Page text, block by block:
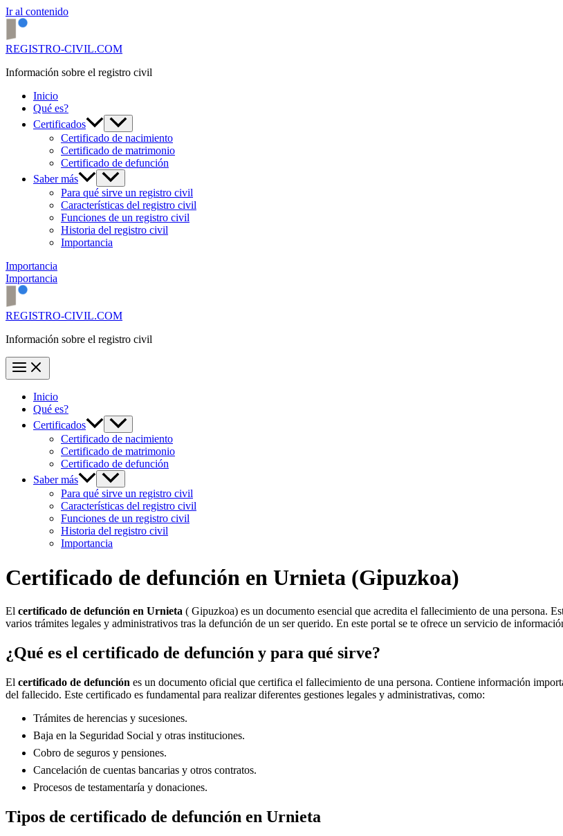
Ir al contenido
REGISTRO-CIVIL.COM
Información sobre el registro civil
Inicio
Qué es?
Certificados
Certificado de nacimiento
Certificado de matrimonio
Certificado de defunción
Saber más
Para qué sirve un registro civil
Características del registro civil
Funciones de un registro civil
Historia del registro civil
Importancia
Importancia
Importancia
REGISTRO-CIVIL.COM
Información sobre el registro civil
Inicio
Qué es?
Certificados
Certificado de nacimiento
Certificado de matrimonio
Certificado de defunción
Saber más
Para qué sirve un registro civil
Características del registro civil
Funciones de un registro civil
Historia del registro civil
Importancia
Certificado de defunción en Urnieta (Gipuzkoa)
El certificado de defunción en Urnieta ( Gipuzkoa) es un documento esencial que acredita el fallecimiento de una persona.
varios trámites legales y administrativos tras la defunción de un ser querido. En este portal se te ofrece un servicio de
¿Qué es el certificado de defunción y para qué sirve?
El certificado de defunción es un documento oficial que certifica el fallecimiento de una persona. Contiene información
del fallecido. Este certificado es fundamental para realizar diferentes gestiones legales y administrativas, como:
Trámites de herencias y sucesiones.
Baja en la Seguridad Social y otras instituciones.
Cobro de seguros y pensiones.
Cancelación de cuentas bancarias y otros contratos.
Procesos de testamentaría y donaciones.
Tipos de certificado de defunción en Urnieta